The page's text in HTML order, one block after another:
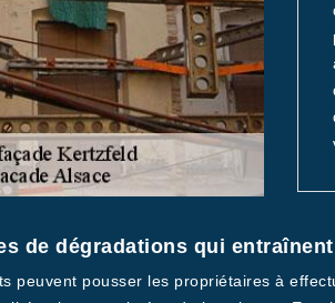
de dégradations qui
peuvent pousser les propriétaires à